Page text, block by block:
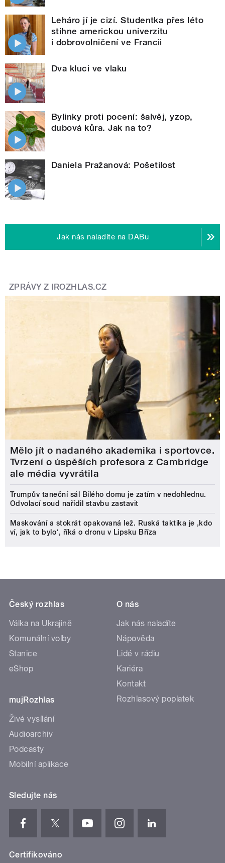
Leháro jí je cizí. Studentka přes léto
stihne americkou univerzitu
i dobrovolničení ve Francii
Dva kluci ve vlaku
Bylinky proti pocení: šalvěj, yzop,
dubová kůra. Jak na to?
Daniela Pražanová: Pošetilost
Jak nás naladíte na DABu
ZPRÁVY Z IROZHLAS.CZ
Mělo jít o nadaného akademika i sportovce.
Tvrzení o úspěších profesora z Cambridge
ale média vyvrátila
Trumpův taneční sál Bílého domu je zatím v nedohlednu.
Odvolací soud nařídil stavbu zastavit
Maskování a stokrát opakovaná lež. Ruská taktika je ‚kdo
ví, jak to bylo‘, říká o dronu v Lipsku Bříza
Český rozhlas
Válka na Ukrajině
Komunální volby
Stanice
eShop
mujRozhlas
Živé vysílání
Audioarchiv
Podcasty
Mobilní aplikace
O nás
Jak nás naladíte
Nápověda
Lidé v rádiu
Kariéra
Kontakt
Rozhlasový poplatek
Sledujte nás
Certifikováno